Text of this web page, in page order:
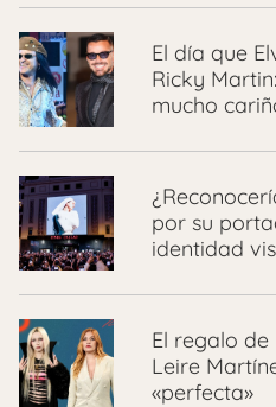
El día que
Ricky
mucho
por su
identidad
El regalo
Leire
«perfecta»